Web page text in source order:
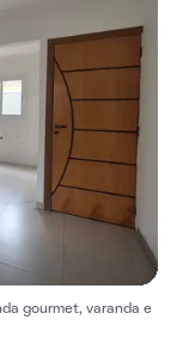
gourmet, varanda e